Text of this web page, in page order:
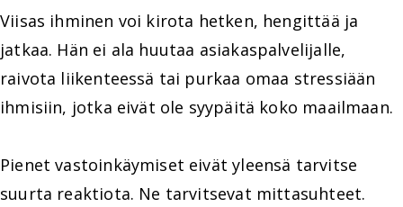
Viisas ihminen voi kirota hetken, hengittää ja
jatkaa. Hän ei ala huutaa asiakaspalvelijalle,
raivota liikenteessä tai purkaa omaa stressiään
ihmisiin, jotka eivät ole syypäitä koko maailmaan.
Pienet vastoinkäymiset eivät yleensä tarvitse
suurta reaktiota. Ne tarvitsevat mittasuhteet.